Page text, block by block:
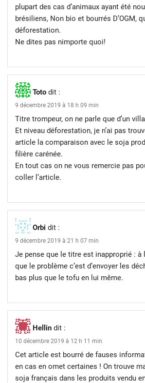
plupart des cas d’animaux ayant été
brésiliens, Non bio et bourrés D’OGM,
déforestation.
Ne dites pas nimporte quoi!
Toto dit :
9 décembre 2019 à 18 h 09 min
Titre trompeur, on ne parle que d’un
Et niveau déforestation, je n’ai pas
article la comparaison avec le soja
filière carénée.
En tout cas on ne vous remercie pas
coller l’article.
Orbi dit :
9 décembre 2019 à 21 h 07 min
Je pense que le titre est inapproprié : à
que le problème c’est d’envoyer les
bas plus que le tofu en lui même.
Hellin dit :
10 décembre 2019 à 12 h 11 min
Cet article est bourré de fauses
en cas en omet certaines ! On trouve
soja français dans les produits vendu